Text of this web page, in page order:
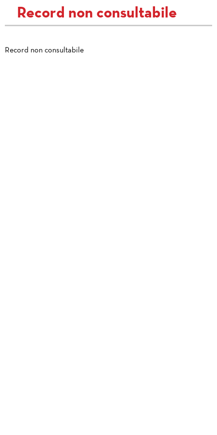
Record non consultabile
Record non consultabile